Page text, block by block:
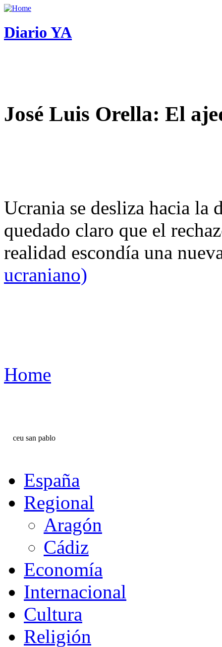
Diario YA
José Luis Orella: El
Ucrania se desliza hacia
quedado claro que el
realidad escondía una
ucraniano)
Home
ceu san pablo
España
Regional
Aragón
Cádiz
Economía
Internacional
Cultura
Religión